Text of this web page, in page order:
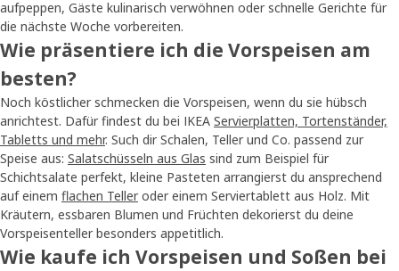
aufpeppen, Gäste kulinarisch verwöhnen oder schnelle Gerichte für
die nächste Woche vorbereiten.
Wie präsentiere ich die Vorspeisen am
besten?
Noch köstlicher schmecken die Vorspeisen, wenn du sie hübsch
anrichtest. Dafür findest du bei IKEA Servierplatten, Tortenständer,
Tabletts und mehr. Such dir Schalen, Teller und Co. passend zur
Speise aus: Salatschüsseln aus Glas sind zum Beispiel für
Schichtsalate perfekt, kleine Pasteten arrangierst du ansprechend
auf einem flachen Teller oder einem Serviertablett aus Holz. Mit
Kräutern, essbaren Blumen und Früchten dekorierst du deine
Vorspeisenteller besonders appetitlich.
Wie kaufe ich Vorspeisen und Soßen bei